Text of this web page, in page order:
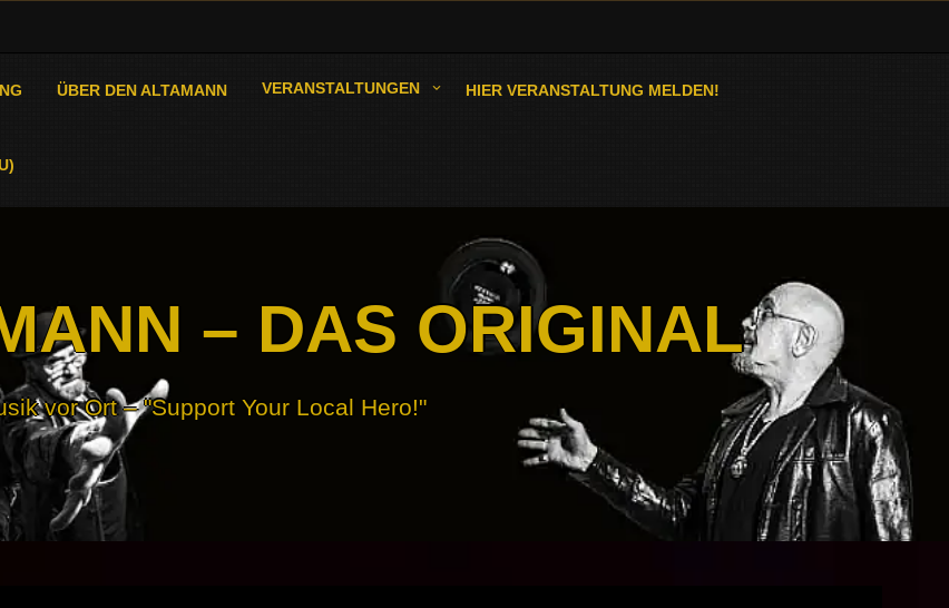
ÜBER DEN ALTAMANN VERANSTALTUNGEN HIER VERANSTALTUNG MELDEN!
– DAS ORIGINAL
vor Ort – "Support Your Local Hero!"